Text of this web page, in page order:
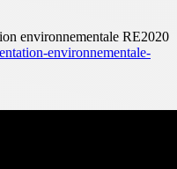
environnementale RE2020
environnementale-